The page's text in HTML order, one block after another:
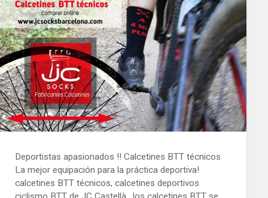
Deportistas apasionados !! Calcetines BTT técnicos
La mejor equipación para la práctica deportiva!
calcetines BTT técnicos, calcetines deportivos